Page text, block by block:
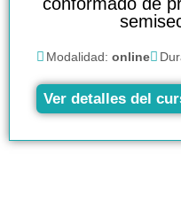
Modalidad: online
Ver detalles del